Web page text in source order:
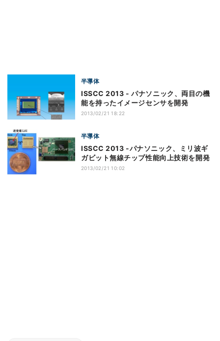
半導体
ISSCC 2013 - パナソニック、両目の機
能を持ったイメージセンサを開発
2013/02/21 18:22
半導体
ISSCC 2013 -パナソニック、ミリ波ギ
ガビット無線チップ性能向上技術を開発
2013/02/21 10:02